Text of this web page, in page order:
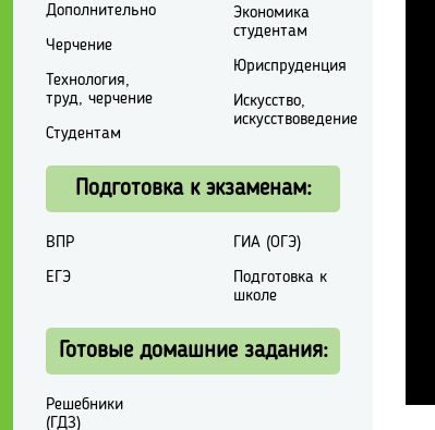
Дополнительно
Черчение
Технология,
труд, черчение
Студентам
Экономика
студентам
Юриспруденция
Искусство,
искусствоведение
Подготовка к экзаменам:
ВПР
ЕГЭ
ГИА (ОГЭ)
Подготовка к
школе
Готовые домашние задания:
Решебники
(ГДЗ)